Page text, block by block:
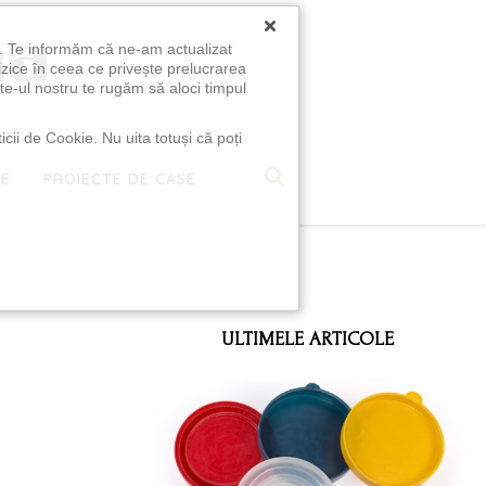
PROIECTE DE CASE
ULTIMELE ARTICOLE
×
informăm că ne-am actualizat
în ceea ce privește prelucrarea
ul nostru te rugăm să aloci timpul
de Cookie. Nu uita totuși că poți